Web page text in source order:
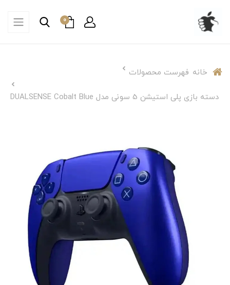
0
خانه فهرست محصولات
دسته بازی پلی استیشن 5 سونی مدل DUALSENSE Cobalt Blue